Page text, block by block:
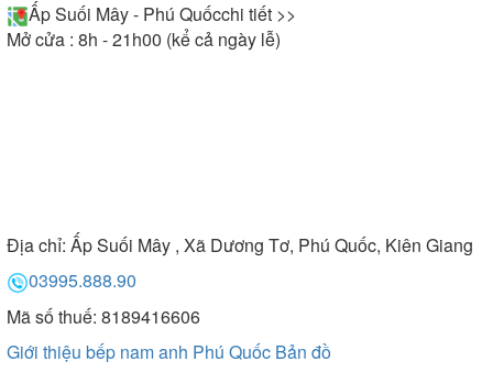
Ấp Suối Mây - Phú Quốcchi tiết >>
Mở cửa : 8h - 21h00 (kể cả ngày lễ)
Địa chỉ: Ấp Suối Mây , Xã Dương Tơ, Phú Quốc, Kiên Giang
03995.888.90
Mã số thuế: 8189416606
Giới thiệu bếp nam anh Phú Quốc Bản đồ